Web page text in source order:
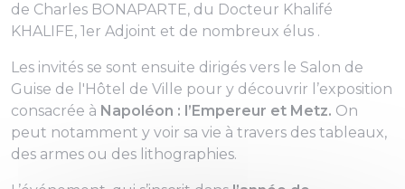
de Charles BONAPARTE, du Docteur Khalifé
KHALIFE, 1er Adjoint et de nombreux élus .
Les invités se sont ensuite dirigés vers le Salon de
Guise de l'Hôtel de Ville pour y découvrir l’exposition
consacrée à Napoléon : l’Empereur et Metz. On
peut notamment y voir sa vie à travers des tableaux,
des armes ou des lithographies.